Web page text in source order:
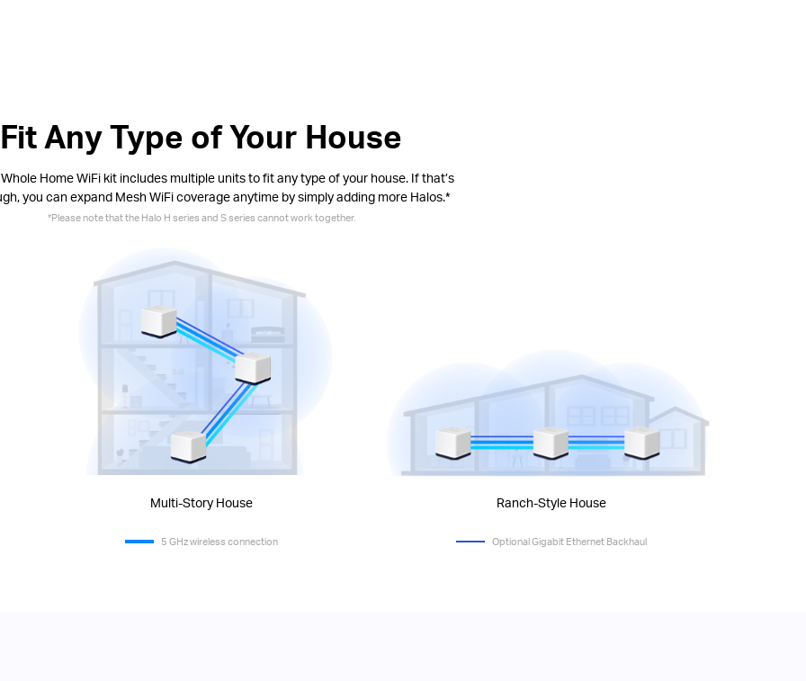
Fit Any Type of Your House
Home WiFi kit includes multiple units to fit any type of your house. If that’s
you can expand Mesh WiFi coverage anytime by simply adding more Halos.*
*Please note that the Halo H series and S series cannot work together.
Multi-Story House Ranch-Style House
5 GHz wireless connection Optional Gigabit Ethernet Backhaul